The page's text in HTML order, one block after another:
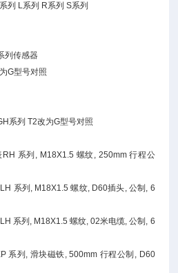
列 L系列 R系列 S系列
列传感器
G型号对照
系列 T2改为G型号对照
系列, M18X1.5 螺纹, 250mm 行程公
系列, M18X1.5 螺纹, D60插头, 公制, 6
系列, M18X1.5 螺纹, 02米电缆, 公制, 6
系列, 滑块磁铁, 500mm 行程公制, D60